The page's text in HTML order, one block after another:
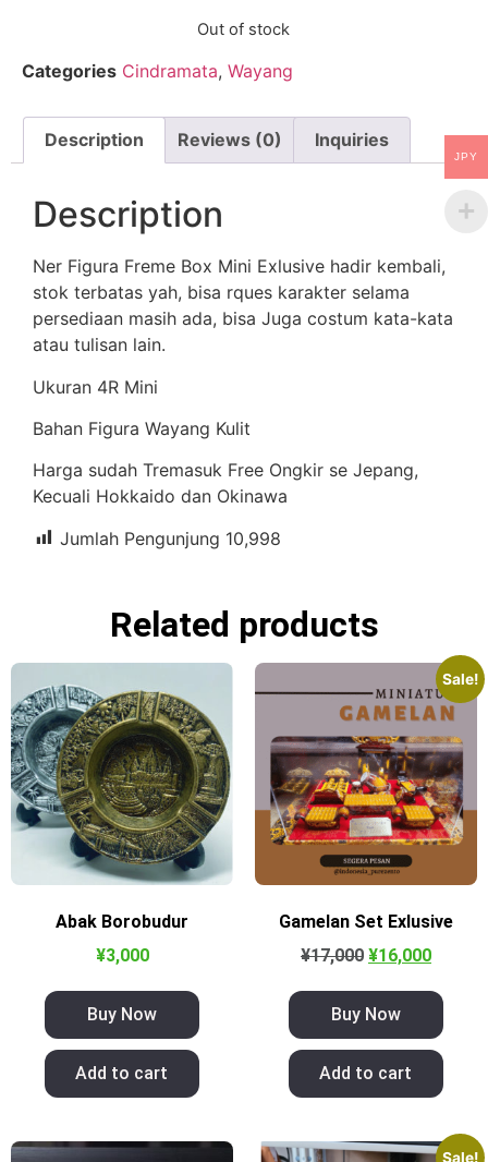
Out of stock
Categories Cindramata, Wayang
Description Reviews (0) Inquiries
Description
Ner Figura Freme Box Mini Exlusive hadir kembali,
stok terbatas yah, bisa rques karakter selama
persediaan masih ada, bisa Juga costum kata-kata
atau tulisan lain.
Ukuran 4R Mini
Bahan Figura Wayang Kulit
Harga sudah Tremasuk Free Ongkir se Jepang,
Kecuali Hokkaido dan Okinawa
Jumlah Pengunjung 10,998
Related products
Abak Borobudur
¥3,000
Buy Now
Add to cart
Sale!
Gamelan Set Exlusive
¥17,000 ¥16,000
Buy Now
Add to cart
Sale!
JPY